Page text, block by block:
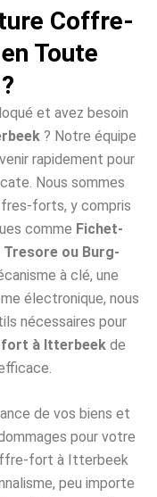
Coffre-
Toute
et avez besoin
? Notre équipe
rapidement pour
Nous sommes
forts, y compris
comme Fichet-
Tresore ou Burg-
à clé, une
électronique, nous
nécessaires pour
à Itterbeekde
de vos biens et
pour votre
fort à Itterbeek
peu importe